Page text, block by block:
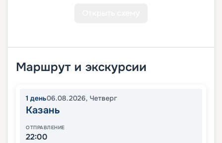
Маршрут и экскурсии
1 день06.08.2026, Четверг
Казань
ОТПРАВЛЕНИЕ
22:00